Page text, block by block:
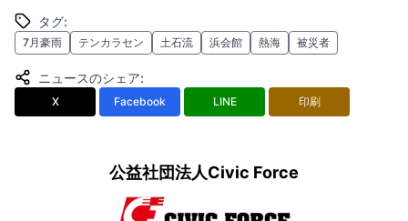
タグ:
7月豪雨 テンカラセン 土石流 浜会館 熱海 被災者
ニュースのシェア:
X Facebook LINE 印刷
公益社団法人Civic Force